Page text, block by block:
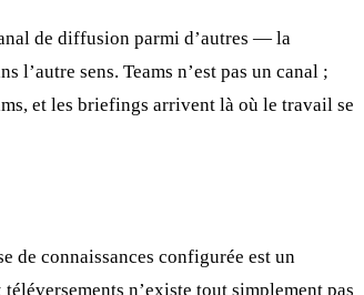
de diffusion parmi d’autres — la
sens. Teams n’est pas un canal ;
et les briefings arrivent là où le travail se
de connaissances configurée est un
n’existe tout simplement pas